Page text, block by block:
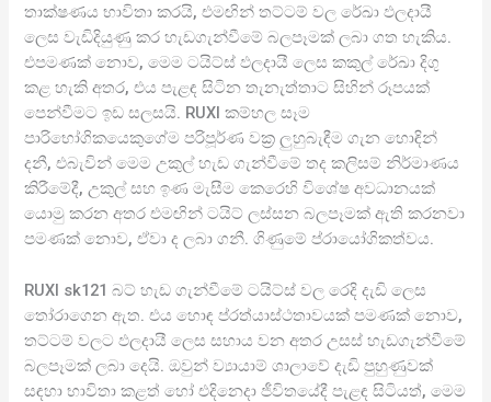
තාක්ෂණය භාවිතා කරයි, එමඟින් තට්ටම් වල රේඛා ඵලදායී
ලෙස වැඩිදියුණු කර හැඩගැන්වීමේ බලපෑමක් ලබා ගත හැකිය.
එපමණක් නොව, මෙම ටයිට්ස් ඵලදායී ලෙස කකුල් රේඛා දිගු
කළ හැකි අතර, එය පැළඳ සිටින තැනැත්තාට සිහින් රූපයක්
පෙන්වීමට ඉඩ සලසයි. RUXI කම්හල සෑම
පාරිභෝගිකයෙකුගේම පරිපූර්ණ වක්‍ර ලුහුබැඳීම ගැන හොඳින්
දනී, එබැවින් මෙම උකුල් හැඩ ගැන්වීමේ තද කලිසම් නිර්මාණය
කිරීමේදී, උකුල් සහ ඉණ මැසීම කෙරෙහි විශේෂ අවධානයක්
යොමු කරන අතර එමඟින් ටයිට් ලස්සන බලපෑමක් ඇති කරනවා
පමණක් නොව, ඒවා ද ලබා ගනී. ගිණුමේ ප්රායෝගිකත්වය.
RUXI sk121 බට් හැඩ ගැන්වීමේ ටයිට්ස් වල රෙදි දැඩි ලෙස
තෝරාගෙන ඇත. එය හොඳ ප්රත්යාස්ථතාවයක් පමණක් නොව,
තට්ටම් වලට ඵලදායී ලෙස සහාය වන අතර උසස් හැඩගැන්වීමේ
බලපෑමක් ලබා දෙයි. ඔවුන් ව්‍යායාම් ශාලාවේ දැඩි පුහුණුවක්
සඳහා භාවිතා කළත් හෝ එදිනෙදා ජීවිතයේදී පැළඳ සිටියත්, මෙම